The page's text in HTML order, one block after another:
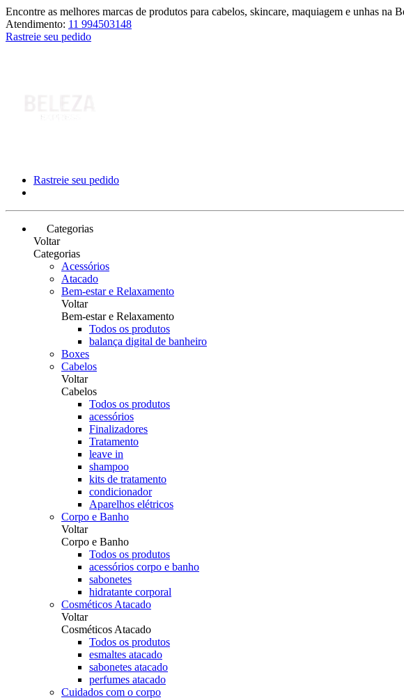
Encontre as melhores marcas de produtos para cabelos, skincare, maquiagem e unhas
Atendimento: 11 994503148
Rastreie seu pedido
Rastreie seu pedido
Categorias
Voltar
Categorias
Acessórios
Atacado
Bem-estar e Relaxamento
Voltar
Bem-estar e Relaxamento
Todos os produtos
balança digital de banheiro
Boxes
Cabelos
Voltar
Cabelos
Todos os produtos
acessórios
Finalizadores
Tratamento
leave in
shampoo
kits de tratamento
condicionador
Aparelhos elétricos
Corpo e Banho
Voltar
Corpo e Banho
Todos os produtos
acessórios corpo e banho
sabonetes
hidratante corporal
Cosméticos Atacado
Voltar
Cosméticos Atacado
Todos os produtos
esmaltes atacado
sabonetes atacado
perfumes atacado
Cuidados com o corpo